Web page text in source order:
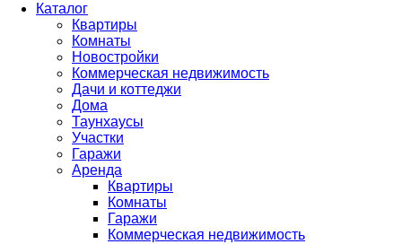
Каталог
Квартиры
Комнаты
Новостройки
Коммерческая недвижимость
Дачи и коттеджи
Дома
Таунхаусы
Участки
Гаражи
Аренда
Квартиры
Комнаты
Гаражи
Коммерческая недвижимость